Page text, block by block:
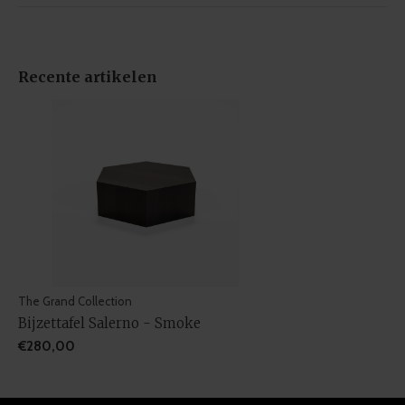
Recente artikelen
The Grand Collection
Bijzettafel Salerno - Smoke
€280,00